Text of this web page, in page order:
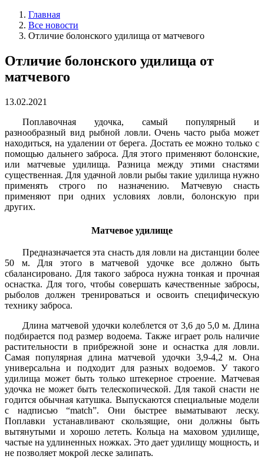
Главная
Все новости
Отличие болонского удилища от матчевого
Отличие болонского удилища от
матчевого
13.02.2021
Поплавочная удочка, самый популярный и
разнообразный вид рыбной ловли. Очень часто рыба может
находиться, на удалении от берега. Достать ее можно только с
помощью дальнего заброса. Для этого применяют болонские,
или матчевые удилища. Разница между этими снастями
существенная. Для удачной ловли рыбы такие удилища нужно
применять строго по назначению. Матчевую снасть
применяют при одних условиях ловли, болонскую при
других.
Матчевое удилище
Предназначается эта снасть для ловли на дистанции более
50 м. Для этого в матчевой удочке все должно быть
сбалансировано. Для такого заброса нужна тонкая и прочная
оснастка. Для того, чтобы совершать качественные забросы,
рыболов должен тренироваться и освоить специфическую
технику заброса.
Длина матчевой удочки колеблется от 3,6 до 5,0 м. Длина
подбирается под размер водоема. Также играет роль наличие
растительности в прибрежной зоне и оснастка для ловли.
Самая популярная длина матчевой удочки 3,9-4,2 м. Она
универсальна и подходит для разных водоемов. У такого
удилища может быть только штекерное строение. Матчевая
удочка не может быть телескопической. Для такой снасти не
годится обычная катушка. Выпускаются специальные модели
с надписью “match”. Они быстрее выматывают леску.
Поплавки устанавливают скользящие, они должны быть
вытянутыми и хорошо лететь. Кольца на маховом удилище,
частые на удлиненных ножках. Это дает удилищу мощность, и
не позволяет мокрой леске залипать.